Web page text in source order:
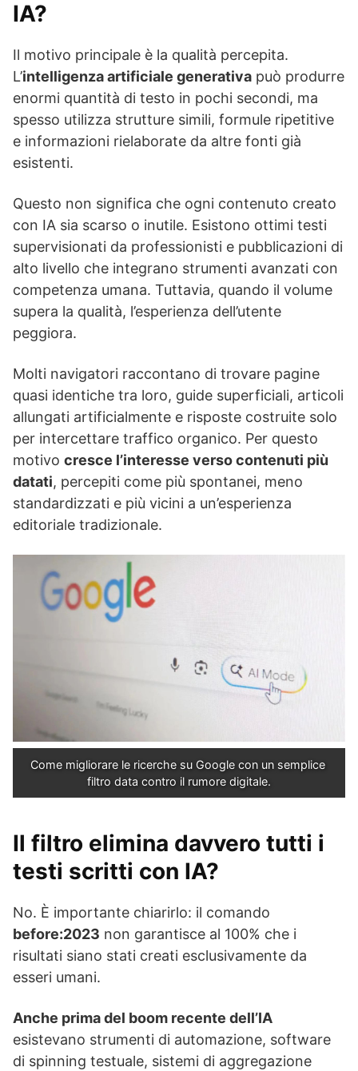
IA?
Il motivo principale è la qualità percepita.
L’intelligenza artificiale generativa può produrre
enormi quantità di testo in pochi secondi, ma
spesso utilizza strutture simili, formule ripetitive
e informazioni rielaborate da altre fonti già
esistenti.
Questo non significa che ogni contenuto creato
con IA sia scarso o inutile. Esistono ottimi testi
supervisionati da professionisti e pubblicazioni di
alto livello che integrano strumenti avanzati con
competenza umana. Tuttavia, quando il volume
supera la qualità, l’esperienza dell’utente
peggiora.
Molti navigatori raccontano di trovare pagine
quasi identiche tra loro, guide superficiali, articoli
allungati artificialmente e risposte costruite solo
per intercettare traffico organico. Per questo
motivo cresce l’interesse verso contenuti più
datati, percepiti come più spontanei, meno
standardizzati e più vicini a un’esperienza
editoriale tradizionale.
Come migliorare le ricerche su Google con un semplice
filtro data contro il rumore digitale.
Il filtro elimina davvero tutti i
testi scritti con IA?
No. È importante chiarirlo: il comando
before:2023 non garantisce al 100% che i
risultati siano stati creati esclusivamente da
esseri umani.
Anche prima del boom recente dell’IA
esistevano strumenti di automazione, software
di spinning testuale, sistemi di aggregazione